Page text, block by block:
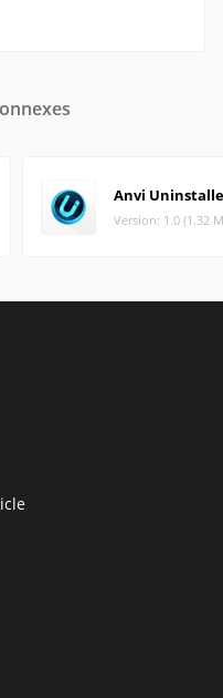
Anvi
Version: 1.0 (1.32